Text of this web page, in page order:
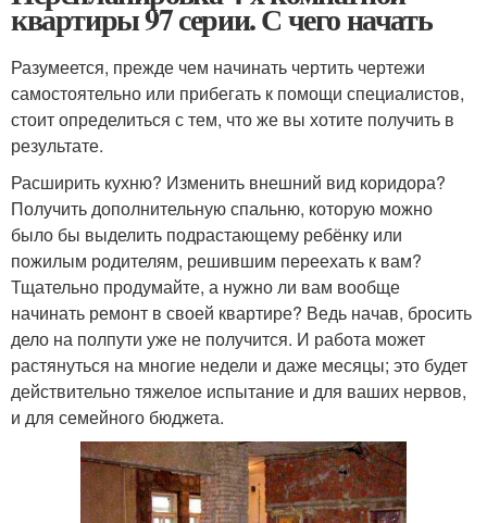
квартиры 97 серии. С чего начать
Разумеется, прежде чем начинать чертить чертежи
самостоятельно или прибегать к помощи специалистов,
стоит определиться с тем, что же вы хотите получить в
результате.
Расширить кухню? Изменить внешний вид коридора?
Получить дополнительную спальню, которую можно
было бы выделить подрастающему ребёнку или
пожилым родителям, решившим переехать к вам?
Тщательно продумайте, а нужно ли вам вообще
начинать ремонт в своей квартире? Ведь начав, бросить
дело на полпути уже не получится. И работа может
растянуться на многие недели и даже месяцы; это будет
действительно тяжелое испытание и для ваших нервов,
и для семейного бюджета.